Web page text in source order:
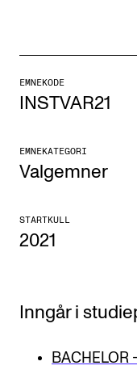
Talentutvikling
STUDENTLIV
Biblioteket
Salane våre
FORSKNING
EMNEKODE
INSTVAR21
EMNEKATEGORI
Valgemner
STARTKULL
2021
Inngår i